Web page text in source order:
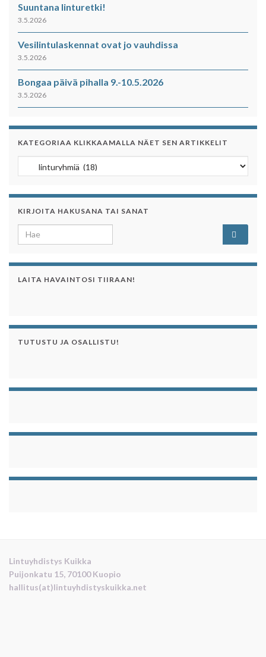
Suuntana linturetki!
3.5.2026
Vesilintulaskennat ovat jo vauhdissa
3.5.2026
Bongaa päivä pihalla 9.-10.5.2026
3.5.2026
KATEGORIAA KLIKKAAMALLA NÄET SEN ARTIKKELIT
Kategoriaa klikkaamalla näet sen artikkelit
KIRJOITA HAKUSANA TAI SANAT
Search for:
LAITA HAVAINTOSI TIIRAAN!
TUTUSTU JA OSALLISTU!
Lintuyhdistys Kuikka
Puijonkatu 15, 70100 Kuopio
hallitus(at)lintuyhdistyskuikka.net